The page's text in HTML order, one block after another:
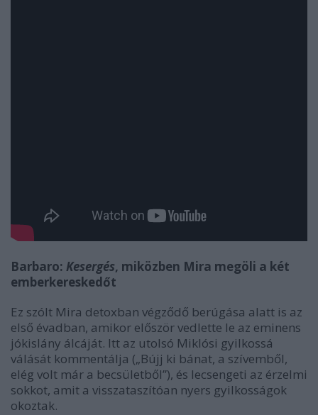
Barbaro: Kesergés, miközben Mira megöli a két
emberkereskedőt
Ez szólt Mira detoxban végződő berúgása alatt is az
első évadban, amikor először vedlette le az eminens
jókislány álcáját. Itt az utolsó Miklósi gyilkossá
válását kommentálja („Bújj ki bánat, a szívemből,
elég volt már a becsületből”), és lecsengeti az érzelmi
sokkot, amit a visszataszítóan nyers gyilkosságok
okoztak.